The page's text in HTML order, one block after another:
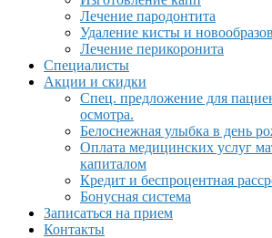
Лечение пародонтита
Удаление кисты и
Лечение перикоронита
Специалисты
Акции и скидки
Спец. предложение для
осмотра.
Белоснежная улыбка в день
Оплата медицинских услуг
капиталом
Кредит и беспроцентная
Бонусная система
Записаться на прием
Контакты